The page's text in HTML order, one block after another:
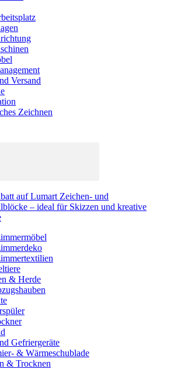
Versand
Zeichnen
auf Lumart Zeichen- und
– ideal für Skizzen und kreative
& Herde
Gefriergeräte
& Wärmeschublade
& Trocknen